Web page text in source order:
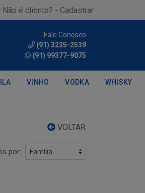
Não é cliente? - Cadastrar
Fale Conosco
(91) 3235-2539
(91) 99377-9075
VINHO VODKA WHISKY
VOLTAR
por: